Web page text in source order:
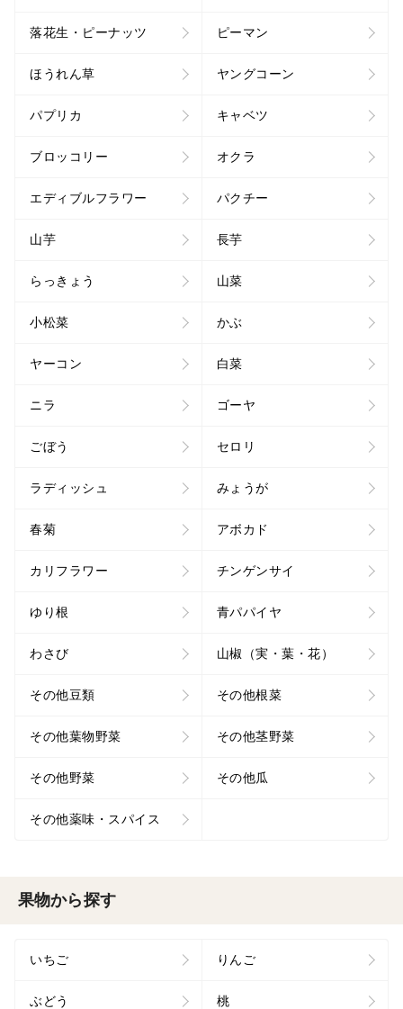
落花生・ピーナッツ ピーマン
ほうれん草 ヤングコーン
パプリカ キャベツ
ブロッコリー オクラ
エディブルフラワー パクチー
山芋 長芋
らっきょう 山菜
小松菜 かぶ
ヤーコン 白菜
ニラ ゴーヤ
ごぼう セロリ
ラディッシュ みょうが
春菊 アボカド
カリフラワー チンゲンサイ
ゆり根 青パパイヤ
わさび 山椒（実・葉・花）
その他豆類 その他根菜
その他葉物野菜 その他茎野菜
その他野菜 その他瓜
その他薬味・スパイス
果物から探す
いちご りんご
ぶどう 桃